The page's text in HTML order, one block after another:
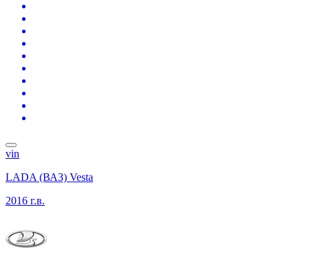
vin
LADA (ВАЗ) Vesta
2016 г.в.